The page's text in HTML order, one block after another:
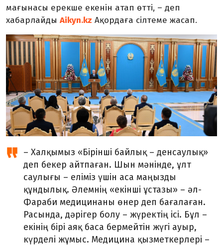
мағынасы ерекше екенін атап өтті, – деп
хабарлайды Aikyn.kz Ақордаға сілтеме жасап.
– Халқымыз «Бірінші байлық – денсаулық»
деп бекер айтпаған. Шын мәнінде, ұлт
саулығы – еліміз үшін аса маңызды
құндылық. Әлемнің «екінші ұстазы» – әл-
Фараби медицинаны өнер деп бағалаған.
Расында, дәрігер болу – жүректің ісі. Бұл –
екінің бірі аяқ баса бермейтін жүгі ауыр,
күрделі жұмыс. Медицина қызметкерлері –